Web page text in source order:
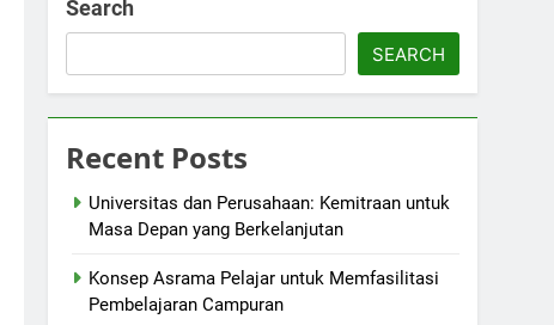
Search
SEARCH
Recent Posts
Universitas dan Perusahaan: Kemitraan untuk
Masa Depan yang Berkelanjutan
Konsep Asrama Pelajar untuk Memfasilitasi
Pembelajaran Campuran